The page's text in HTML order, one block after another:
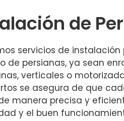
de
servicios de
de persianas, ya sean
verticales o
se asegura de que
manera precisa y
y el buen